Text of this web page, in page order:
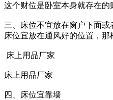
这个财位是卧室本身就存在
三、床位不宜放在窗户下面或
床位宜放在通风好的位置，
床上用品厂家
床上用品厂家
四、床位宜靠墙